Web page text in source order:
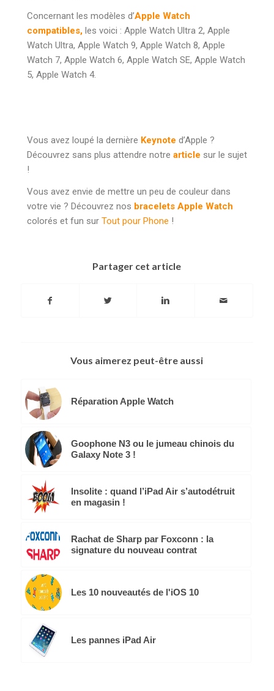
Concernant les modèles d’Apple Watch
compatibles,les voici : Apple Watch Ultra 2, Apple
Watch Ultra, Apple Watch 9, Apple Watch 8, Apple
Watch 7, Apple Watch 6, Apple Watch SE, Apple Watch
5, Apple Watch 4.
Vous avez loupé la dernière Keynote d’Apple ?
Découvrez sans plus attendre notre article sur le sujet
!
Vous avez envie de mettre un peu de couleur dans
votre vie ? Découvrez nos bracelets Apple Watch
colorés et fun sur Tout pour Phone !
Partager cet article
Vous aimerez peut-être aussi
Réparation Apple Watch
Goophone N3 ou le jumeau chinois du
Galaxy Note 3 !
Insolite : quand l’iPad Air s’autodétruit
en magasin !
Rachat de Sharp par Foxconn : la
signature du nouveau contrat
Les 10 nouveautés de l'iOS 10
Les pannes iPad Air